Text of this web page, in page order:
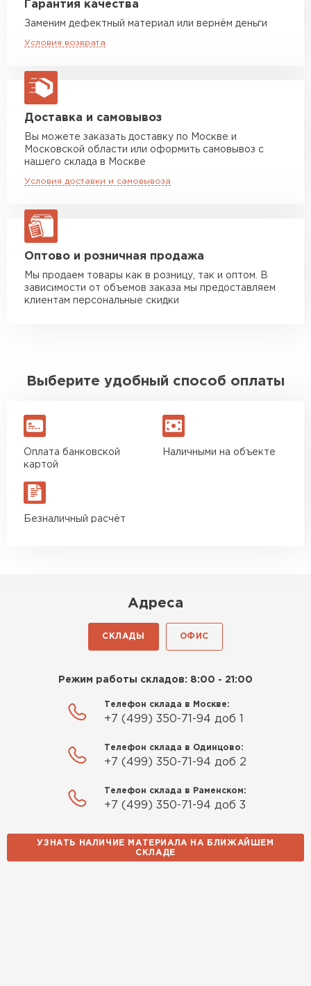
Не корродирует благодаря декоративно-
защитному слою.
Возможность эксплуатации вне зависимости
Профнастил отличается долгим сроком
эксплуатации.
Богатая цветовая гамма.
профнастил отличается впечатляющими
эстетическими характеристиками.
макс. длина груза 6 м
макс. длина груза 6 м
Машина до 10 тн до 37 м3
макс. длина груза 8 м
Машина до 20 тн до 80 м3
Манипулятор до 5 тн
макс. длина груза 6 м
от 7 000 руб
макс. длина груза 8 м
Манипулятор до 20 тн
макс. длина груза 13,5 м
ЗАКАЗАТЬ С ДОСТАВКОЙ
Гарантия качества
Заменим дефектный материал или вернём деньги
Условия возврата
Доставка и самовывоз
Вы можете заказать доставку по Москве и
Московской области или оформить самовывоз с
нашего склада в Москве
Условия доставки и самовывоза
Оптово и розничная продажа
Мы продаем товары как в розницу, так и оптом. В
зависимости от объемов заказа мы предоставляем
клиентам персональные скидки
Выберите удобный способ оплаты
Оплата банковской
картой
Наличными на объекте
Безналичный расчёт
Адреса
СКЛАДЫ ОФИС
Режим работы складов: 8:00 - 21:00
Телефон склада в Москве:
+7 (499) 350-71-94 доб 1
Телефон склада в Одинцово:
+7 (499) 350-71-94 доб 2
Телефон склада в Раменском:
+7 (499) 350-71-94 доб 3
УЗНАТЬ НАЛИЧИЕ МАТЕРИАЛА НА БЛИЖАЙШЕМ
СКЛАДЕ